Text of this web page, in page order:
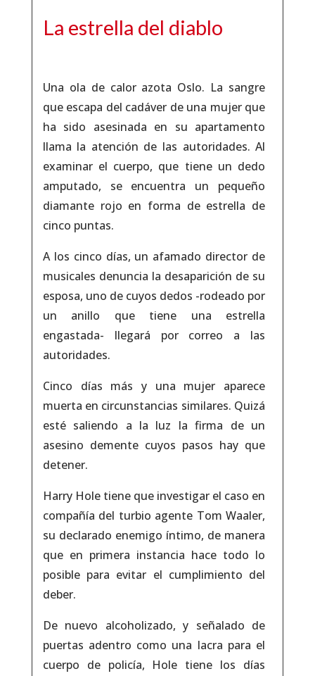
La estrella del diablo
Una ola de calor azota Oslo. La sangre
que escapa del cadáver de una mujer que
ha sido asesinada en su apartamento
llama la atención de las autoridades. Al
examinar el cuerpo, que tiene un dedo
amputado, se encuentra un pequeño
diamante rojo en forma de estrella de
cinco puntas.
A los cinco días, un afamado director de
musicales denuncia la desaparición de su
esposa, uno de cuyos dedos -rodeado por
un anillo que tiene una estrella
engastada- llegará por correo a las
autoridades.
Cinco días más y una mujer aparece
muerta en circunstancias similares. Quizá
esté saliendo a la luz la firma de un
asesino demente cuyos pasos hay que
detener.
Harry Hole tiene que investigar el caso en
compañía del turbio agente Tom Waaler,
su declarado enemigo íntimo, de manera
que en primera instancia hace todo lo
posible para evitar el cumplimiento del
deber.
De nuevo alcoholizado, y señalado de
puertas adentro como una lacra para el
cuerpo de policía, Hole tiene los días